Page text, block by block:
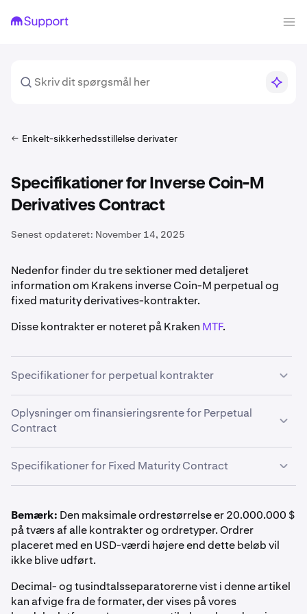
Enkelt-sikkerhedsstillelse derivater
Specifikationer for Inverse Coin-M
Derivatives Contract
Senest opdateret: November 14, 2025
Nedenfor finder du tre sektioner med detaljeret
information om Krakens inverse Coin-M perpetual og
fixed maturity derivatives-kontrakter.
Disse kontrakter er noteret på Kraken MTF.
Specifikationer for perpetual kontrakter
Perpetual Derivatives er en type Derivatives-kontrakt,
der har
ingen udløbsdato
og en funktion med
Perpetual-kontrakter har en finansieringsrente, en
underliggende aktivs spotpris. Mere information om
denne mekanisme kan findes under „Perpetual Contract
Funding Rate Information“ i den næste rullemenu.
Margin Classog maksimal gearing efter
positionsstørrelse er beskrevet i
Derivatives Margin
Schedule & Maximum Leverage
Oplysninger om finansieringsrente for Perpetual
Contract
PnL-afregningsmetode
Inverse derivater afregnes kontant i basisvaluta
Automatisk rollover-periode
Specifikationer for Fixed Maturity Contract
FI_XBTUSD*
Månedligt, kvartalsvist, halvårligt
Bitcoin (BTC)
Bemærk: Den maksimale ordrestørrelse er 20.000.000 $
på tværs af alle kontrakter og ordretyper. Ordrer
placeret med en USD-værdi højere end dette beløb vil
ikke blive udført.
Decimal- og tusindtalsseparatorerne vist i denne artikel
kan afvige fra de formater, der vises på vores